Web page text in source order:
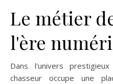
Le métier
l'ère
Dans l'univers
chasseur occupe une